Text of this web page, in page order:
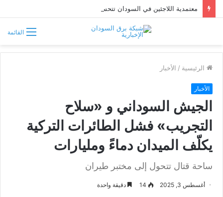
القائمة
الرئيسية / الأخبار
الأخبار
الجيش السوداني و «سلاح
التجريب» فشل الطائرات التركية
يكلّف الميدان دماءً ومليارات
ساحة قتال تتحول إلى مختبر طيران
أغسطس 3, 2025 14 دقيقة واحدة